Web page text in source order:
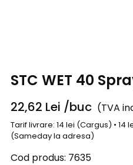
STC WET 40
22,62 Lei /buc (TVA
Tarif livrare: 14 lei (Cargus) • 14
(Sameday la adresa)
Cod produs: 7635